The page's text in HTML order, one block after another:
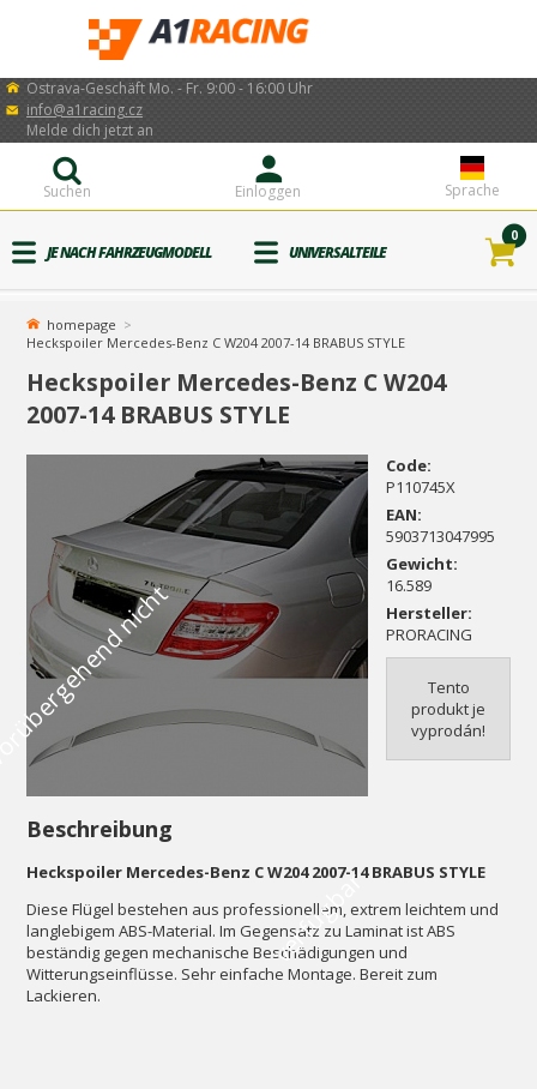
Ostrava-Geschäft Mo. - Fr. 9:00 - 16:00 Uhr
info@a1racing.cz
Sprache
Einloggen
Melde dich jetzt an
Suchen
JE NACH FAHRZEUGMODELL UNIVERSALTEILE
0
homepage
Heckspoiler Mercedes-Benz C W204 2007-14 BRABUS STYLE
Heckspoiler Mercedes-Benz C W204
2007-14 BRABUS STYLE
r
Code:
P110745X
EAN:
5903713047995
Gewicht:
16.589
Hersteller:
PRORACING
Tento
produkt je
vyprodán!
Beschreibung
Heckspoiler Mercedes-Benz C W204 2007-14 BRABUS STYLE
Diese Flügel bestehen aus professionellem, extrem leichtem und
langlebigem ABS-Material. Im Gegensatz zu Laminat ist ABS
beständig gegen mechanische Beschädigungen und
Witterungseinflüsse. Sehr einfache Montage. Bereit zum
Lackieren.